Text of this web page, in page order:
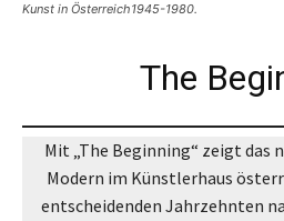
Kunst in Österreich1945-1980.
The
Mit „The Beginning“ zeigt das
Modern im Künstlerhaus
entscheidenden Jahrzehnten